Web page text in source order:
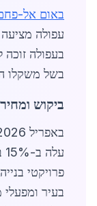
באום אל-
עפולה מציעה
בעפולה זוכה
בשל משקלו
ביקוש
פרויקטי
בעיר